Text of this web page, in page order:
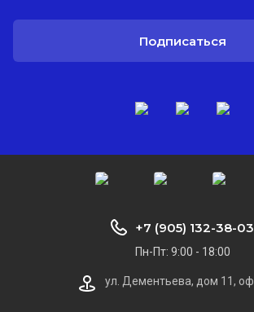
Подписаться
+7 (905) 132-38-03
Пн-Пт: 9:00 - 18:00
ул. Дементьева, дом 11,